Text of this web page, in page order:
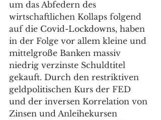
um das Abfedern des
wirtschaftlichen Kollaps folgend
auf die Covid-Lockdowns, haben
in der Folge vor allem kleine und
mittelgroße Banken massiv
niedrig verzinste Schuldtitel
gekauft. Durch den restriktiven
geldpolitischen Kurs der FED
und der inversen Korrelation von
Zinsen und Anleihekursen